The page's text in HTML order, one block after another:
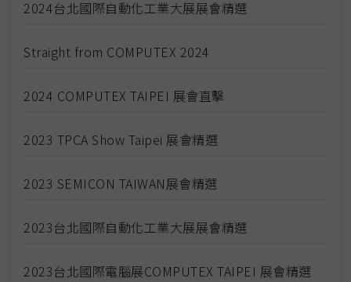
2024台北國際自動化工業大展展會精選
Straight from COMPUTEX 2024
2024 COMPUTEX TAIPEI 展會直擊
2023 TPCA Show Taipei 展會精選
2023 SEMICON TAIWAN展會精選
2023台北國際自動化工業大展展會精選
2023台北國際電腦展COMPUTEX TAIPEI 展會精選